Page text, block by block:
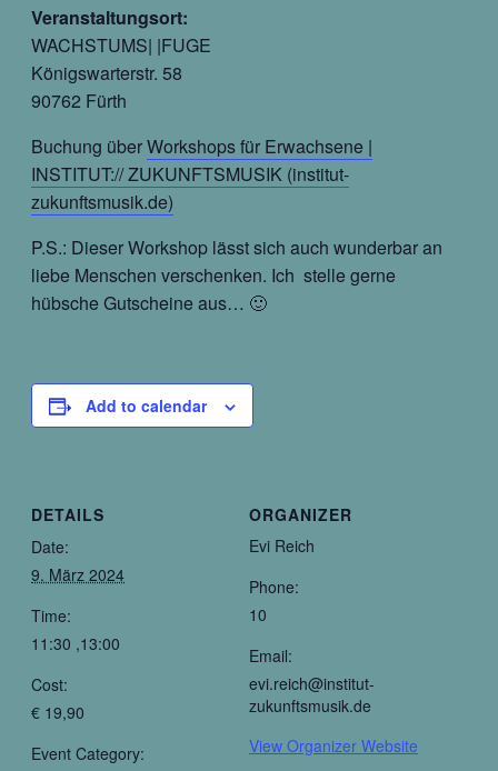
Veranstaltungsort:
WACHSTUMS| |FUGE
Königswarterstr. 58
90762 Fürth
Buchung überWorkshops für Erwachsene |
INSTITUT:// ZUKUNFTSMUSIK (institut-
zukunftsmusik.de)
P.S.: Dieser Workshop lässt sich auch wunderbar an
liebe Menschen verschenken. Ich stelle gerne
hübsche Gutscheine aus… 🙂
Add to calendar
DETAILS
Date:
9. März 2024
Time:
11:30 ,13:00
Cost:
€ 19,90
Event Category:
ORGANIZER
Evi Reich
Phone:
10
Email:
evi.reich@institut-
zukunftsmusik.de
View Organizer Website